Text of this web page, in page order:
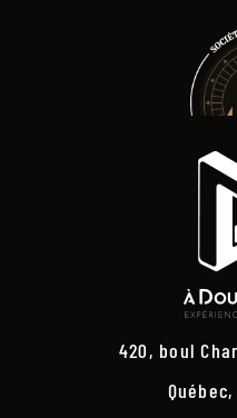
420, boul
Québec,